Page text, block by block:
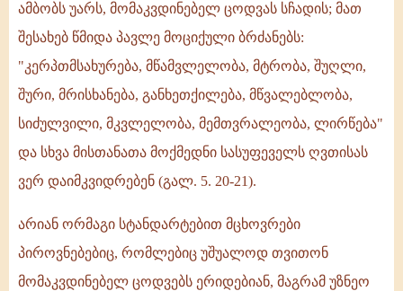
ამბობს უარს, მომაკვდინებელ ცოდვას სჩადის; მათ
შესახებ წმიდა პავლე მოციქული ბრძანებს:
"კერპთმსახურება, მწამვლელობა, მტრობა, შუღლი,
შური, მრისხანება, განხეთქილება, მწვალებლობა,
სიძულვილი, მკვლელობა, მემთვრალეობა, ლირწება"
და სხვა მისთანათა მოქმედნი სასუფეველს ღვთისას
ვერ დაიმკვიდრებენ (გალ. 5. 20-21).
არიან ორმაგი სტანდარტებით მცხოვრები
პიროვნებებიც, რომლებიც უშუალოდ თვითონ
მომაკვდინებელ ცოდვებს ერიდებიან, მაგრამ უზნეო